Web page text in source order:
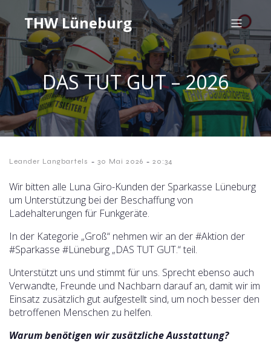
THW Lüneburg
DAS TUT GUT – 2026
Leander Langbartels - 30 Mai 2026 - 20:34
Wir bitten alle Luna Giro-Kunden der Sparkasse Lüneburg
um Unterstützung bei der Beschaffung von
Ladehalterungen für Funkgeräte.
In der Kategorie „Groß“ nehmen wir an der #Aktion der
#Sparkasse #Lüneburg „DAS TUT GUT.“ teil.
Unterstützt uns und stimmt für uns. Sprecht ebenso auch
Verwandte, Freunde und Nachbarn darauf an, damit wir im
Einsatz zusätzlich gut aufgestellt sind, um noch besser den
betroffenen Menschen zu helfen.
Warum benötigen wir zusätzliche Ausstattung?